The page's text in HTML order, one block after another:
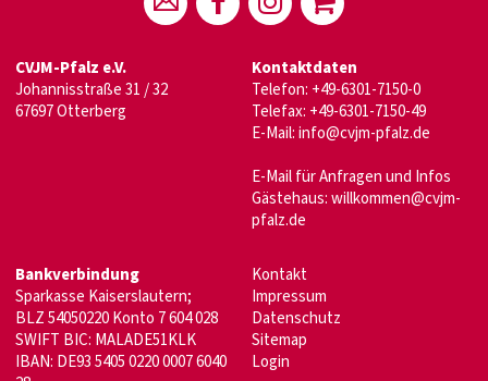
CVJM-Pfalz e.V.
Johannisstraße 31 / 32
67697 Otterberg
Kontaktdaten
Telefon: +49-6301-7150-0
Telefax: +49-6301-7150-49
E-Mail: info@cvjm-pfalz.de
E-Mail für Anfragen und Infos
Gästehaus: willkommen@cvjm-
pfalz.de
Bankverbindung
Sparkasse Kaiserslautern;
BLZ 54050220 Konto 7 604 028
SWIFT BIC: MALADE51KLK
IBAN: DE93 5405 0220 0007 6040
Kontakt
Impressum
Datenschutz
Sitemap
Login